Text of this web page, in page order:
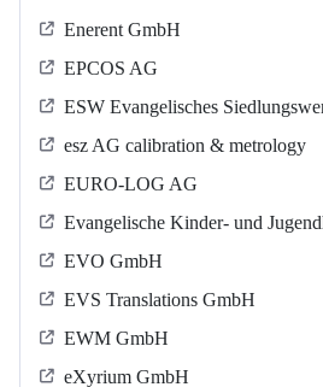
Enerent GmbH
EPCOS AG
ESW Evangelisches
esz AG calibration & metrology
EURO-LOG AG
Evangelische Kinder- und
EVO GmbH
EVS Translations GmbH
EWM GmbH
eXyrium GmbH